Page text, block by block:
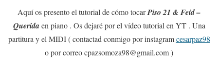
Aquí os presento el tutorial de cómo tocarPiso 21 & Feid –
Queridaen piano . Os dejaré por el vídeo tutorial en YT . Una
partitura y el MIDI ( contactad conmigo por instagramcesarpaz98
o por correo cpazsomoza98@gmail.com )